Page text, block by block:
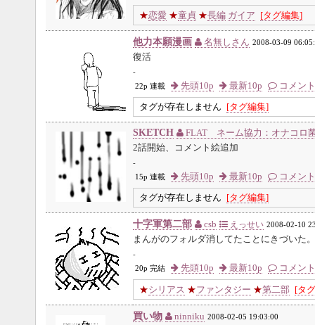
★恋愛 ★童貞 ★長編 ガイア [タグ編集]
他力本願漫画 名無しさん 2008-03-09
復活
-
22p 連載
先頭10p 最新10p コメント
タグが存在しません [タグ編集]
SKETCH
FLAT ネーム協力：オナコロ
2話開始、コメント絵追加
-
15p 連載
先頭10p 最新10p コメント
タグが存在しません [タグ編集]
十字軍第二部 csb えっせい 2008-02-10
まんがのフォルダ消してたことにきづいた。
-
20p 完結
先頭10p 最新10p コメント
★シリアス ★ファンタジー ★第二部 [タ
買い物 ninniku 2008-02-05 19:03:00